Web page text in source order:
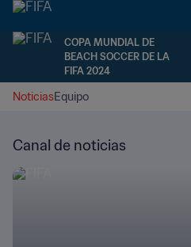
COPA MUNDIAL DE
BEACH SOCCER DE LA
FIFA 2024
NoticiasEquipo
Canal de noticias